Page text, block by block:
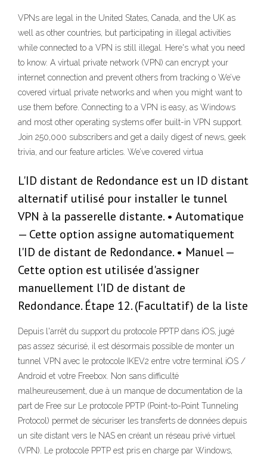
VPNs are legal in the United States, Canada, and the UK as
well as other countries, but participating in illegal activities
while connected to a VPN is still illegal. Here's what you need
to know. A virtual private network (VPN) can encrypt your
internet connection and prevent others from tracking o We’ve
covered virtual private networks and when you might want to
use them before. Connecting to a VPN is easy, as Windows
and most other operating systems offer built-in VPN support.
Join 250,000 subscribers and get a daily digest of news, geek
trivia, and our feature articles. We’ve covered virtua
L'ID distant de Redondance est un ID distant
alternatif utilisé pour installer le tunnel
VPN à la passerelle distante. • Automatique
— Cette option assigne automatiquement
l'ID de distant de Redondance. • Manuel —
Cette option est utilisée d'assigner
manuellement l'ID de distant de
Redondance. Étape 12. (Facultatif) de la liste
Depuis l'arrêt du support du protocole PPTP dans iOS, jugé
pas assez sécurisé, il est désormais possible de monter un
tunnel VPN avec le protocole IKEV2 entre votre terminal iOS /
Android et votre Freebox. Non sans difficulté
malheureusement, due à un manque de documentation de la
part de Free sur Le protocole PPTP (Point-to-Point Tunneling
Protocol) permet de sécuriser les transferts de données depuis
un site distant vers le NAS en créant un réseau privé virtuel
(VPN). Le protocole PPTP est pris en charge par Windows,